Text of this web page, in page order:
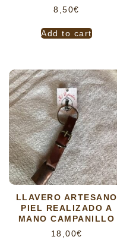
8,50€
Add to cart
LLAVERO ARTESANO
PIEL REALIZADO A
MANO CAMPANILLO
18,00€